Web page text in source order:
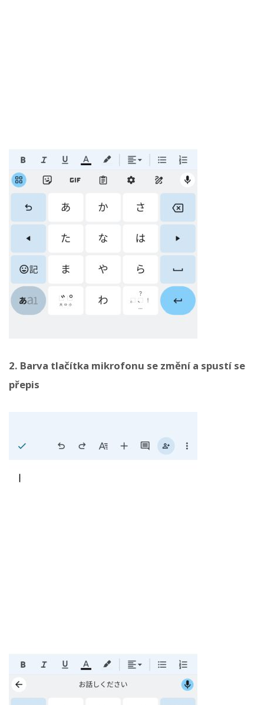
2. Barva tlačítka mikrofonu se změní a spustí se
přepis